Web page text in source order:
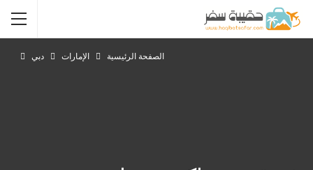
الصفحة الرئيسية الإمارات دبي